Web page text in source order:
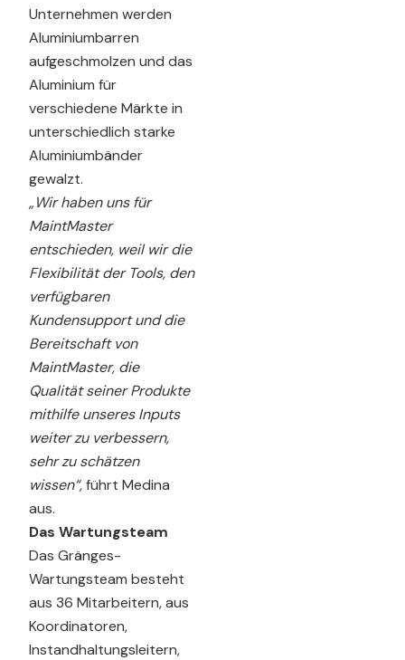
Unternehmen werden
Aluminiumbarren
aufgeschmolzen und das
Aluminium für
verschiedene Märkte in
unterschiedlich starke
Aluminiumbänder
gewalzt.
„Wir haben uns für
MaintMaster
entschieden, weil wir die
Flexibilität der Tools, den
verfügbaren
Kundensupport und die
Bereitschaft von
MaintMaster, die
Qualität seiner Produkte
mithilfe unseres Inputs
weiter zu verbessern,
sehr zu schätzen
wissen“,führt Medina
aus.
Das Wartungsteam
Das Gränges-
Wartungsteam besteht
aus 36 Mitarbeitern, aus
Koordinatoren,
Instandhaltungsleitern,